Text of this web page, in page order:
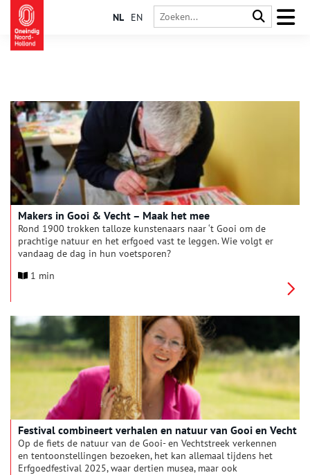
NL EN
Makers in Gooi & Vecht – Maak het mee
Rond 1900 trokken talloze kunstenaars naar ‘t Gooi om de
prachtige natuur en het erfgoed vast te leggen. Wie volgt er
vandaag de dag in hun voetsporen?
1 min
Festival combineert verhalen en natuur van Gooi en Vecht
Op de fiets de natuur van de Gooi- en Vechtstreek verkennen
en tentoonstellingen bezoeken, het kan allemaal tijdens het
Erfgoedfestival 2025, waar dertien musea, maar ook